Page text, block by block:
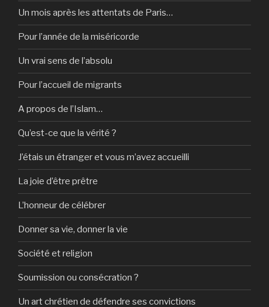
Un mois après les attentats de Paris…
Pour l’année de la miséricorde
Un vrai sens de l’absolu
Pour l’accueil de migrants
A propos de l’Islam…
Qu’est-ce que la vérité ?
J’étais un étranger et vous m’avez accueilli
La joie d’être prêtre
L’honneur de célébrer
Donner sa vie, donner la vie
Société et religion
Soumission ou consécration ?
Un art chrétien de défendre ses convictions